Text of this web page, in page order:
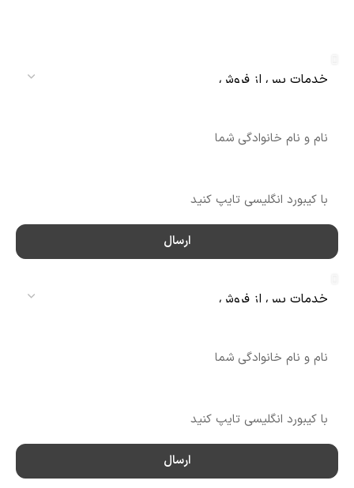
ارسال
ارسال